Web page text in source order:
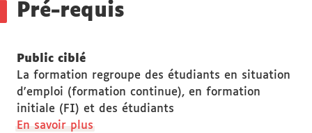
Pré-requis
Public ciblé
La formation regroupe des étudiants en situation
d'emploi (formation continue), en formation
initiale (FI) et des étudiants
En savoir plus